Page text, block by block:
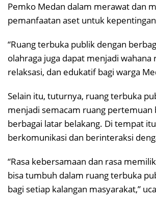
Pemko Medan dalam merawat dan
pemanfaatan aset untuk
“Ruang terbuka publik dengan
olahraga juga dapat menjadi wahana
relaksasi, dan edukatif bagi warga
Selain itu, tuturnya, ruang terbuka
menjadi semacam ruang pertemuan
berbagai latar belakang. Di tempat
berkomunikasi dan berinteraksi
“Rasa kebersamaan dan rasa
bisa tumbuh dalam ruang terbuka
bagi setiap kalangan masyarakat,”